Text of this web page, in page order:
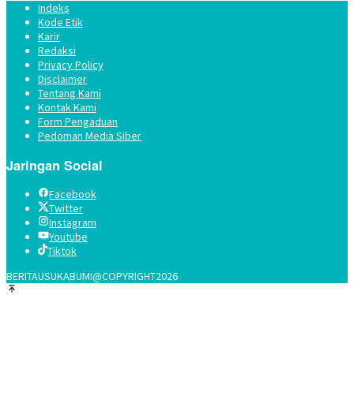
Indeks
Kode Etik
Karir
Redaksi
Privacy Policy
Disclaimer
Tentang Kami
Kontak Kami
Form Pengaduan
Pedoman Media Siber
Jaringan Social
Facebook
Twitter
Instagram
Youtube
Tiktok
BERITAUSUKABUMI@COPYRIGHT2026